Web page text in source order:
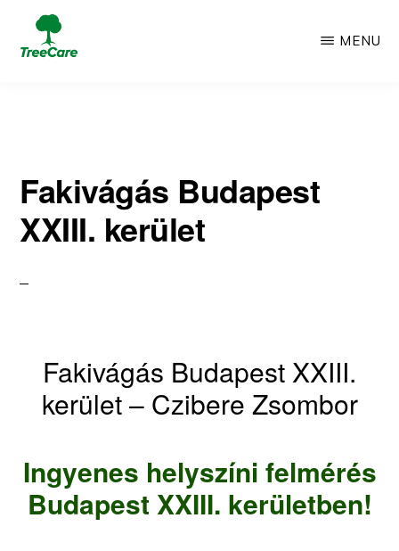
Skip
WordPress
oldal
MENU
Fakivágás Budapest
XXIII. kerület
Fakivágás Budapest XXIII.
kerület – Czibere Zsombor
Ingyenes helyszíni felmérés
Budapest XXIII. kerületben!